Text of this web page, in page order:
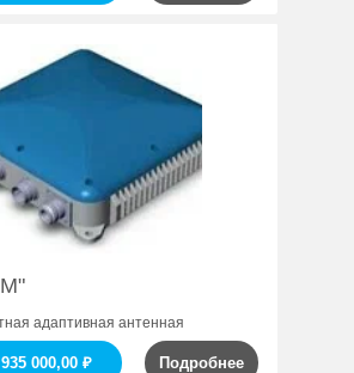
адаптивная антенная
М"
000,00 ₽ Подробнее